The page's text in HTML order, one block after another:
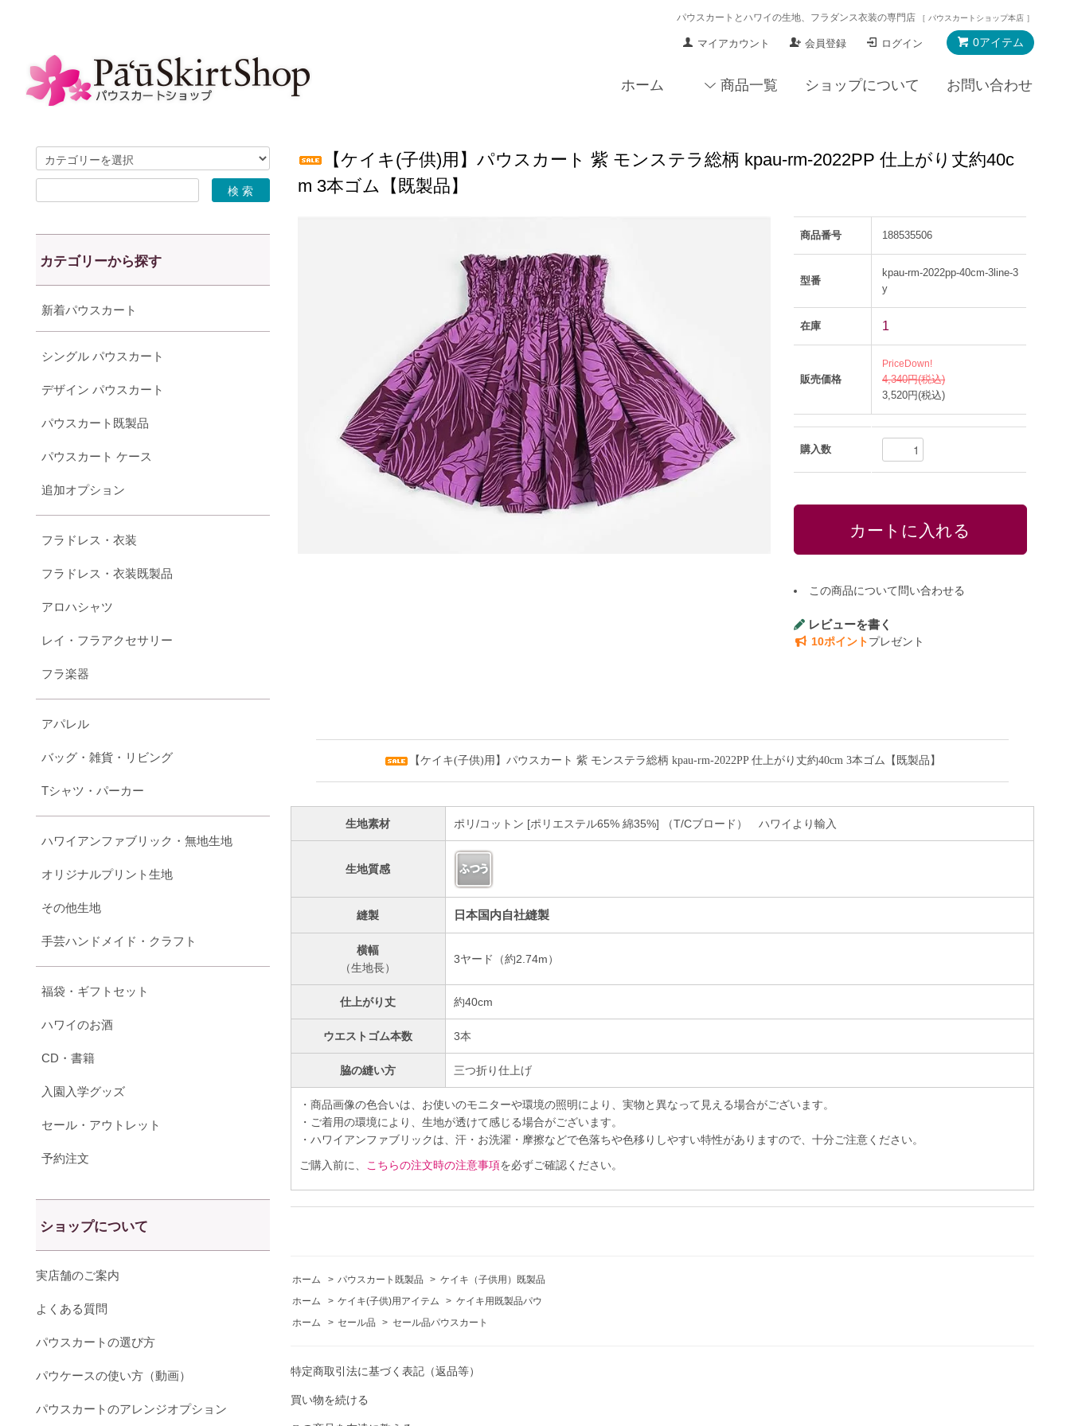
パウスカートとハワイの生地、フラダンス衣装の専門店 ［ パウスカートショップ本店 ］
0アイテム
マイアカウント 会員登録 ログイン
ホーム 商品一覧 ショップについて お問い合わせ
【ケイキ(子供)用】パウスカート 紫 モンステラ総柄 kpau-rm-2022PP 仕上がり丈約40c
m 3本ゴム【既製品】
商品番号 188535506
型番
kpau-rm-2022pp-40cm-3line-3
y
在庫 1
販売価格
PriceDown!
4,340円(税込)
3,520円(税込)
購入数
この商品について問い合わせる
レビューを書く
10ポイントプレゼント
【ケイキ(子供)用】パウスカート 紫 モンステラ総柄 kpau-rm-2022PP 仕上がり丈約40cm 3本ゴム【既製品】
生地素材 ポリ/コットン [ポリエステル65% 綿35%] （T/Cブロード） ハワイより輸入
生地質感
縫製 日本国内自社縫製
横幅
（生地長）
3ヤード（約2.74m）
仕上がり丈 約40cm
ウエストゴム本数 3本
脇の縫い方 三つ折り仕上げ
・商品画像の色合いは、お使いのモニターや環境の照明により、実物と異なって見える場合がございます。
・ご着用の環境により、生地が透けて感じる場合がございます。
・ハワイアンファブリックは、汗・お洗濯・摩擦などで色落ちや色移りしやすい特性がありますので、十分ご注意ください。
ご購入前に、
こちらの注文時の注意事項を必ずご確認ください。
ホーム > パウスカート既製品 > ケイキ（子供用）既製品
ホーム
> ケイキ(子供)用アイテム > ケイキ用既製品パウ
ホーム
> セール品 > セール品パウスカート
特定商取引法に基づく表記（返品等）
買い物を続ける
カテゴリーから探す
新着パウスカート
シングル パウスカート
デザイン パウスカート
パウスカート既製品
パウスカート ケース
追加オプション
フラドレス・衣装
フラドレス・衣装既製品
アロハシャツ
レイ・フラアクセサリー
フラ楽器
アパレル
バッグ・雑貨・リビング
Tシャツ・パーカー
ハワイアンファブリック・無地生地
オリジナルプリント生地
その他生地
手芸ハンドメイド・クラフト
福袋・ギフトセット
ハワイのお酒
CD・書籍
入園入学グッズ
セール・アウトレット
予約注文
ショップについて
実店舗のご案内
よくある質問
パウスカートの選び方
パウケースの使い方（動画）
パウスカートのアレンジオプション